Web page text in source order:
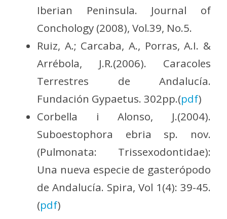
Iberian Peninsula. Journal of
Conchology (2008), Vol.39, No.5.
Ruiz, A.; Carcaba, A., Porras, A.I. &
Arrébola, J.R.(2006). Caracoles
Terrestres de Andalucía.
Fundación Gypaetus. 302pp.(pdf)
Corbella i Alonso, J.(2004).
Suboestophora ebria sp. nov.
(Pulmonata: Trissexodontidae):
Una nueva especie de gasterópodo
de Andalucía. Spira, Vol 1(4): 39-45.
(pdf)